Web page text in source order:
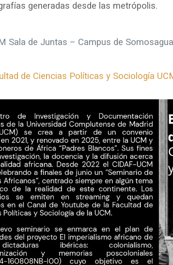
generadas desde las metrópolis.
Sala de Juntas – Campus de
de Ciencias Políticas y Sociología